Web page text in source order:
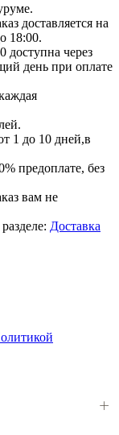
доставляется на
18:00.
доступна через
день при оплате
1 до 10 дней,в
предоплате, без
вам не
Доставка